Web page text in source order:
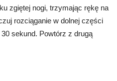
zgiętej nogi, trzymając rękę na
rozciąganie w dolnej części
sekund. Powtórz z drugą